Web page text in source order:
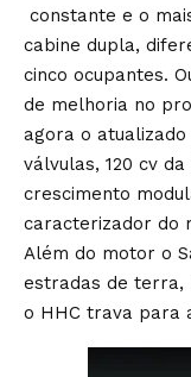
constante e o
cabine dupla,
cinco ocupantes.
de melhoria no
agora o atualizado
válvulas, 120 cv
crescimento
caracterizador do
Além do motor o
estradas de terra,
o HHC trava para